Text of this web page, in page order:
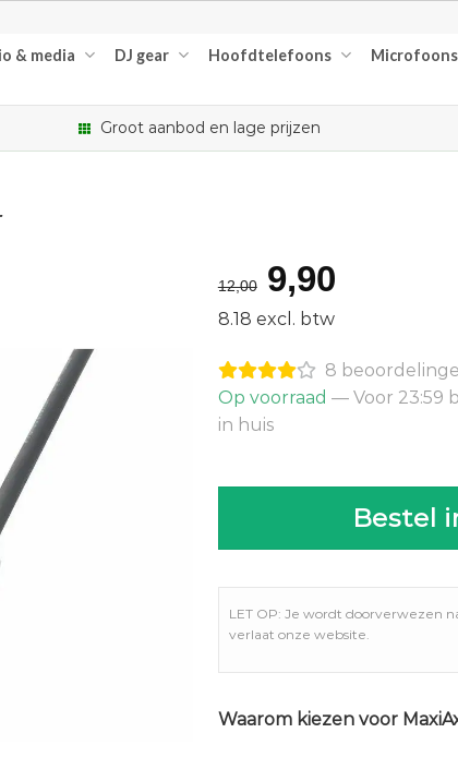
& media DJ gear Hoofdtelefoons Microfoons
Groot aanbod en lage prijzen
12,00
prijs
was:
€12,00.
9,90Huidige
prijs
€9,90.
8.18 excl. btw
8
Op voorraad — Voor 23:59
in huis
Bestel
LET OP: Je wordt doorverwezen
verlaat onze website.
Waarom kiezen voor